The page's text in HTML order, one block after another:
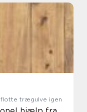
flotte trægulve igen